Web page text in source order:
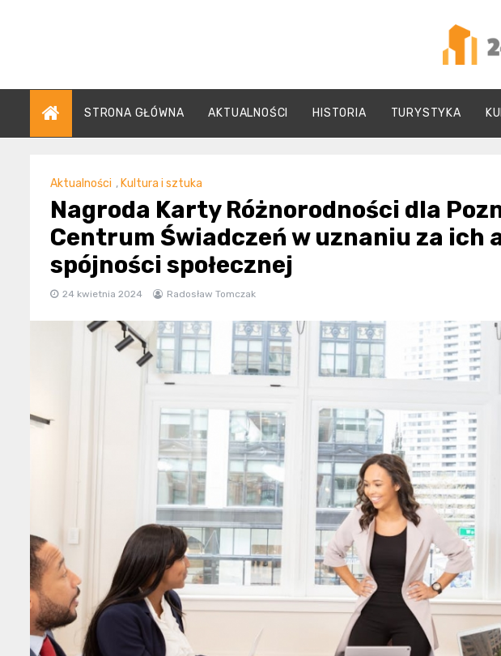
STRONA GŁÓWNA AKTUALNOŚCI HISTORIA TURYSTYKA
Aktualności , Kultura i sztuka
Nagroda Karty Różnorodności dla
Centrum Świadczeń w uznaniu za ich
spójności społecznej
24 kwietnia 2024 Radosław Tomczak